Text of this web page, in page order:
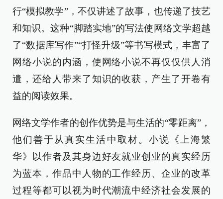
行“模拟教学”，不仅讲述了故事，也传递了技艺
和知识。这种“脚踏实地”的写法使网络文学超越
了“数据库写作”“打怪升级”等书写模式，丰富了
网络小说的内涵，使网络小说不再仅仅供人消
遣，还给人带来了知识的收获，产生了开卷有
益的阅读效果。
网络文学作者的创作优势是与生活的“零距离”，
他们善于从真实生活中取材。小说《上海繁
华》以作者及其身边好友就业创业的真实经历
为蓝本，作品中人物的工作经历、企业的改革
过程等都可以视为时代潮流中经济社会发展的